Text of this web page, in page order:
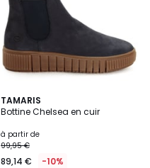
TAMARIS
Bottine Chelsea en cuir
à partir de
99,95 €
89,14 € -10%
5
Couleurs